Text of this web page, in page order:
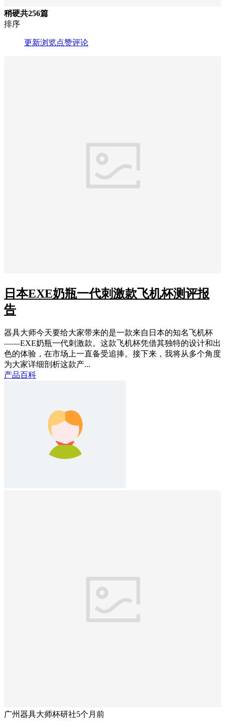
稍硬共256篇
排序
更新浏览点赞评论
日本EXE奶瓶一代刺激款飞机杯测评报
告
器具大师今天要给大家带来的是一款来自日本的知名飞机杯
——EXE奶瓶一代刺激款。这款飞机杯凭借其独特的设计和出
色的体验，在市场上一直备受追捧。接下来，我将从多个角度
为大家详细剖析这款产...
产品百科
广州器具大师杯研社5个月前